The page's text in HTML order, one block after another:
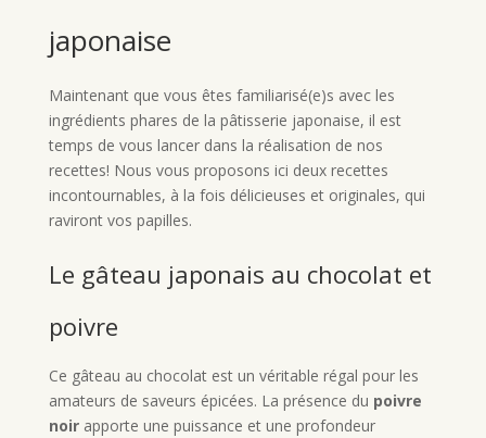
japonaise
Maintenant que vous êtes familiarisé(e)s avec les
ingrédients phares de la pâtisserie japonaise, il est
temps de vous lancer dans la réalisation de nos
recettes! Nous vous proposons ici deux recettes
incontournables, à la fois délicieuses et originales, qui
raviront vos papilles.
Le gâteau japonais au chocolat et
poivre
Ce gâteau au chocolat est un véritable régal pour les
amateurs de saveurs épicées. La présence du poivre
noirapporte une puissance et une profondeur